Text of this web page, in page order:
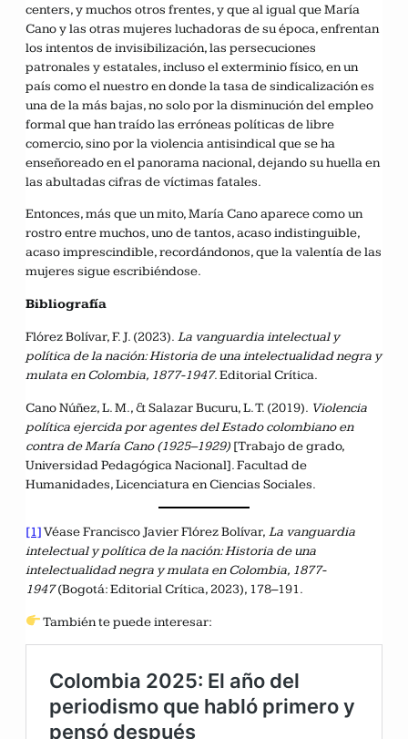
centers, y muchos otros frentes, y que al igual que María
Cano y las otras mujeres luchadoras de su época, enfrentan
los intentos de invisibilización, las persecuciones
patronales y estatales, incluso el exterminio físico, en un
país como el nuestro en donde la tasa de sindicalización es
una de la más bajas, no solo por la disminución del empleo
formal que han traído las erróneas políticas de libre
comercio, sino por la violencia antisindical que se ha
enseñoreado en el panorama nacional, dejando su huella en
las abultadas cifras de víctimas fatales.
Entonces, más que un mito, María Cano aparece como un
rostro entre muchos, uno de tantos, acaso indistinguible,
acaso imprescindible, recordándonos, que la valentía de las
mujeres sigue escribiéndose.
Bibliografía
Flórez Bolívar, F. J. (2023). La vanguardia intelectual y
política de la nación: Historia de una intelectualidad negra y
mulata en Colombia, 1877-1947. Editorial Crítica.
Cano Núñez, L. M., & Salazar Bucuru, L. T. (2019). Violencia
política ejercida por agentes del Estado colombiano en
contra de María Cano (1925–1929) [Trabajo de grado,
Universidad Pedagógica Nacional]. Facultad de
Humanidades, Licenciatura en Ciencias Sociales.
[1]Véase Francisco Javier Flórez Bolívar, La vanguardia
intelectual y política de la nación: Historia de una
intelectualidad negra y mulata en Colombia, 1877-
1947(Bogotá: Editorial Crítica, 2023), 178–191.
También te puede interesar: